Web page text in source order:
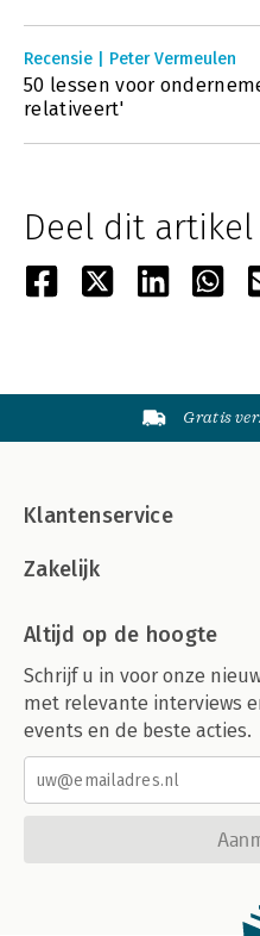
Recensie | Peter Vermeulen
50 lessen voor
relativeert'
Deel dit artikel
Gratis
Klantenservice
Zakelijk
Altijd op de hoogte
Schrijf u in voor onze
met relevante interviews
events en de beste acties.